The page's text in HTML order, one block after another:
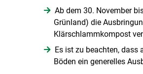
Ab dem 30. November
Grünland) die
Klärschlammkompost
Es ist zu beachten, dass
Böden ein generelles